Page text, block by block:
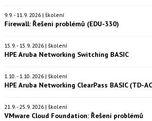
9.9. - 11.9. 2026 | školení
Firewall: Řešení problémů (EDU-330)
15.9. - 15.9. 2026 | školení
HPE Aruba Networking Switching BASIC
1.10. - 1.10. 2026 | školení
HPE Aruba Networking ClearPass BASIC (TD-
21.9. - 25.9. 2026 | školení
VMware Cloud Foundation: Řešení problémů